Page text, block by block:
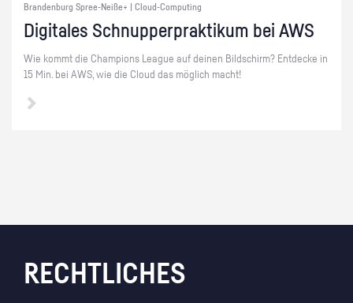
Brandenburg Spree-Neiße+ | Cloud-Computing
Di­gi­ta­les Schnup­per­prak­ti­kum bei AWS
Wie kommt die Cham­pi­ons Le­ague auf dei­nen Bild­schirm? Ent­de­cke in
15 Min. bei AWS, wie die Cloud das mög­lich macht!
RECHTLICHES